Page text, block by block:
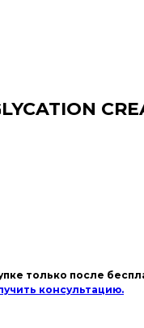
только после
консультацию.